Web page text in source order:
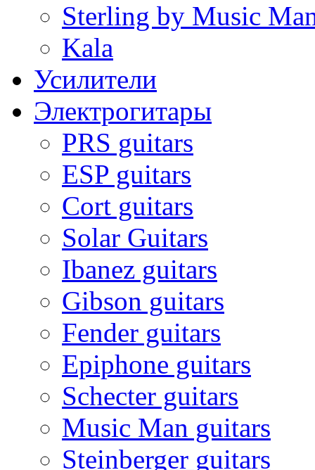
Sterling by Music
Kala
Усилители
Электрогитары
PRS guitars
ESP guitars
Cort guitars
Solar Guitars
Ibanez guitars
Gibson guitars
Fender guitars
Epiphone guitars
Schecter guitars
Music Man guitars
Steinberger guitars